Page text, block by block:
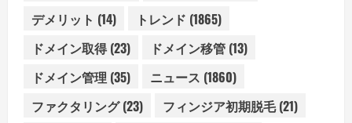
デメリット (14) トレンド (1865)
ドメイン取得(23) ドメイン移管 (13)
ドメイン管理 (35) ニュース (1860)
ファクタリング(23) フィンジア初期脱毛(21)